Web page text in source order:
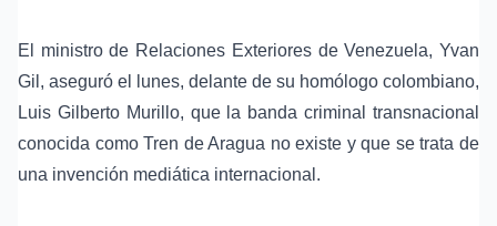
El ministro de Relaciones Exteriores de Venezuela, Yvan
Gil, aseguró el lunes, delante de su homólogo colombiano,
Luis Gilberto Murillo, que la banda criminal transnacional
conocida como Tren de Aragua no existe y que se trata de
una invención mediática internacional.